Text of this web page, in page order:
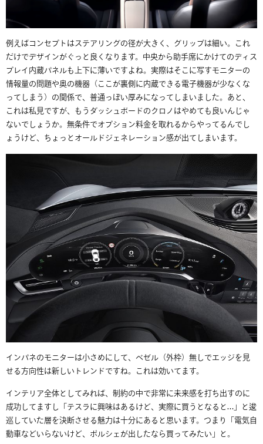
例えばコンセプトはステアリングの径が大きく、グリップは細い。これ
だけでデザインがぐっと良くなります。中央から助手席にかけてのディス
プレイ内蔵パネルも上下に薄いですよね。実際はそこに写すモニターの
情報量の問題や奥の機器（ここが裏側に内蔵できる電子機器が少なくな
ってしまう）の関係で、普通っぽい厚みになってしまいました。あと、
これは私見ですが、もうダッシュボードのクロノはやめても良いんじゃ
ないでしょうか。無条件でオプション料金を取れるからやってるんでし
ょうけど、ちょっとオールドジェネレーション感が出てしまいます。
インパネのモニターは小さめにして、ベゼル（外枠）無しでエッジを見
せる方向性は新しいトレンドですね。これは効いてます。
インテリア全体としてみれば、制約の中で非常に未来感を打ち出すのに
成功してますし「テスラに興味はあるけど、実際に買うとなると…」と逡
巡していた層を決断させる魅力は十分にあると思います。つまり「電気自
動車などいらないけど、ポルシェが出したなら買ってみたい」と。